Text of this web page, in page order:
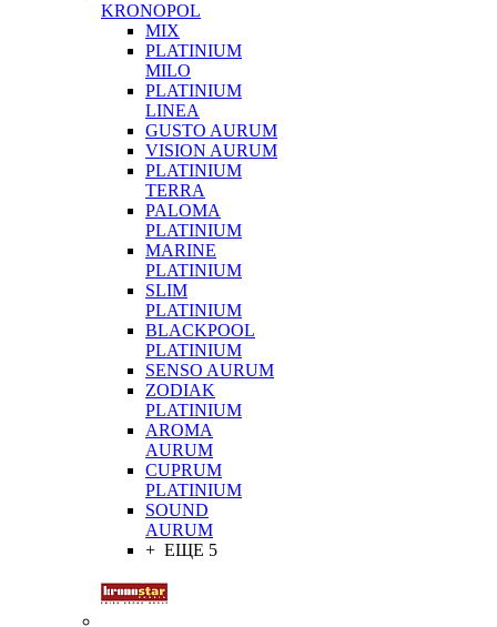
KRONOPOL
MIX
PLATINIUM
MILO
PLATINIUM
LINEA
GUSTO AURUM
VISION AURUM
PLATINIUM
TERRA
PALOMA
PLATINIUM
MARINE
PLATINIUM
SLIM
PLATINIUM
BLACKPOOL
PLATINIUM
SENSO AURUM
ZODIAK
PLATINIUM
AROMA
AURUM
CUPRUM
PLATINIUM
SOUND
AURUM
+ ЕЩЕ 5